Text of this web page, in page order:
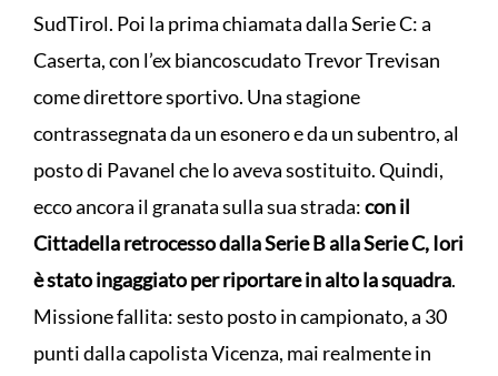
SudTirol. Poi la prima chiamata dalla Serie C: a
Caserta, con l’ex biancoscudato Trevor Trevisan
come direttore sportivo. Una stagione
contrassegnata da un esonero e da un subentro, al
posto di Pavanel che lo aveva sostituito. Quindi,
ecco ancora il granata sulla sua strada:con il
Cittadella retrocesso dalla Serie B alla Serie C, Iori
è stato ingaggiato per riportare in alto la squadra.
Missione fallita: sesto posto in campionato, a 30
punti dalla capolista Vicenza, mai realmente in